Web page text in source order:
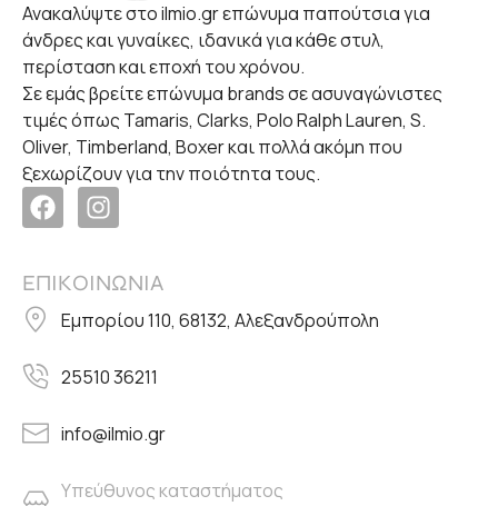
Ανακαλύψτε στο ilmio.gr επώνυμα παπούτσια για
άνδρες και γυναίκες, ιδανικά για κάθε στυλ,
περίσταση και εποχή του χρόνου.
Σε εμάς βρείτε επώνυμα brands σε ασυναγώνιστες
τιμές όπως Tamaris, Clarks, Polo Ralph Lauren, S.
Oliver, Timberland, Boxer και πολλά ακόμη που
ξεχωρίζουν για την ποιότητα τους.
ΕΠΙΚΟΙΝΩΝΙΑ
Εμπορίου 110, 68132, Αλεξανδρούπολη
25510 36211
info@ilmio.gr
Υπεύθυνος καταστήματος